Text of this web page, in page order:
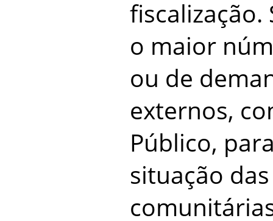
fiscalização.
o maior
ou de
externos,
Público,
situação